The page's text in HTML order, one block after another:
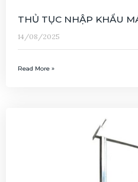
THỦ TỤC NHẬP KHẨU
14/08/2025
Read More »